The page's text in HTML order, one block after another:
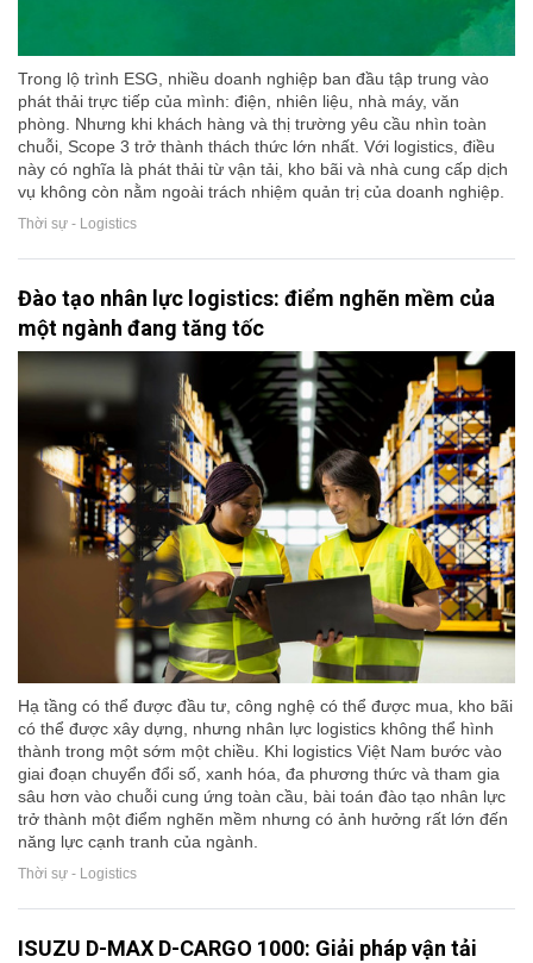
Trong lộ trình ESG, nhiều doanh nghiệp ban đầu tập trung vào
phát thải trực tiếp của mình: điện, nhiên liệu, nhà máy, văn
phòng. Nhưng khi khách hàng và thị trường yêu cầu nhìn toàn
chuỗi, Scope 3 trở thành thách thức lớn nhất. Với logistics, điều
này có nghĩa là phát thải từ vận tải, kho bãi và nhà cung cấp dịch
vụ không còn nằm ngoài trách nhiệm quản trị của doanh nghiệp.
Thời sự - Logistics
Đào tạo nhân lực logistics: điểm nghẽn mềm của
một ngành đang tăng tốc
Hạ tầng có thể được đầu tư, công nghệ có thể được mua, kho bãi
có thể được xây dựng, nhưng nhân lực logistics không thể hình
thành trong một sớm một chiều. Khi logistics Việt Nam bước vào
giai đoạn chuyển đổi số, xanh hóa, đa phương thức và tham gia
sâu hơn vào chuỗi cung ứng toàn cầu, bài toán đào tạo nhân lực
trở thành một điểm nghẽn mềm nhưng có ảnh hưởng rất lớn đến
năng lực cạnh tranh của ngành.
Thời sự - Logistics
ISUZU D-MAX D-CARGO 1000: Giải pháp vận tải